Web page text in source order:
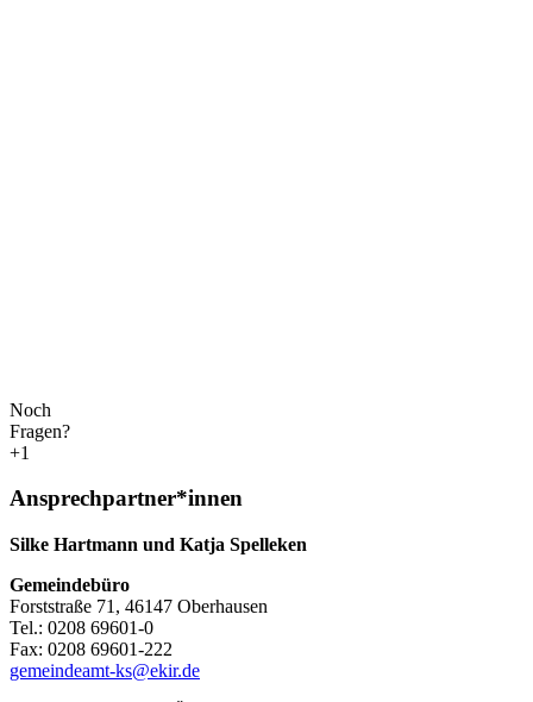
Noch
Fragen?
+1
Ansprechpartner*innen
Silke Hartmann und Katja Spelleken
Gemeindebüro
Forststraße 71, 46147 Oberhausen
Tel.: 0208 69601-0
Fax: 0208 69601-222
gemeindeamt-ks@ekir.de